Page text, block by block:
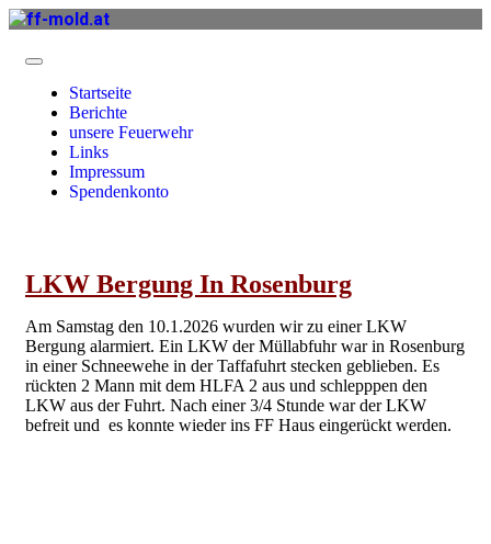
Startseite
Berichte
unsere Feuerwehr
Links
Impressum
Spendenkonto
LKW Bergung In Rosenburg
Am Samstag den 10.1.2026 wurden wir zu einer LKW
Bergung alarmiert. Ein LKW der Müllabfuhr war in Rosenburg
in einer Schneewehe in der Taffafuhrt stecken geblieben. Es
rückten 2 Mann mit dem HLFA 2 aus und schlepppen den
LKW aus der Fuhrt. Nach einer 3/4 Stunde war der LKW
befreit und es konnte wieder ins FF Haus eingerückt werden.